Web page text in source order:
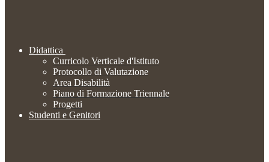
Didattica
Curricolo Verticale d'Istituto
Protocollo di Valutazione
Area Disabilità
Piano di Formazione Triennale
Progetti
Studenti e Genitori